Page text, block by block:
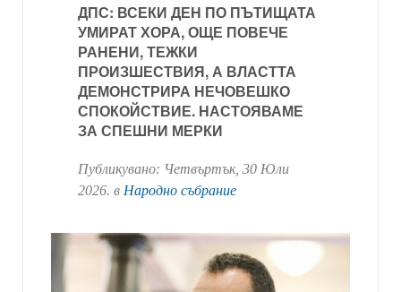
ДПС: ВСЕКИ ДЕН ПО ПЪТИЩАТА
УМИРАТ ХОРА, ОЩЕ ПОВЕЧЕ
РАНЕНИ, ТЕЖКИ
ПРОИЗШЕСТВИЯ, А ВЛАСТТА
ДЕМОНСТРИРА НЕЧОВЕШКО
СПОКОЙСТВИЕ. НАСТОЯВАМЕ
ЗА СПЕШНИ МЕРКИ
Публикувано: Четвъртък, 30 Юли
2026. в Народно събрание